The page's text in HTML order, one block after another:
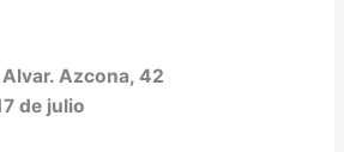
Azcona, 42
de julio